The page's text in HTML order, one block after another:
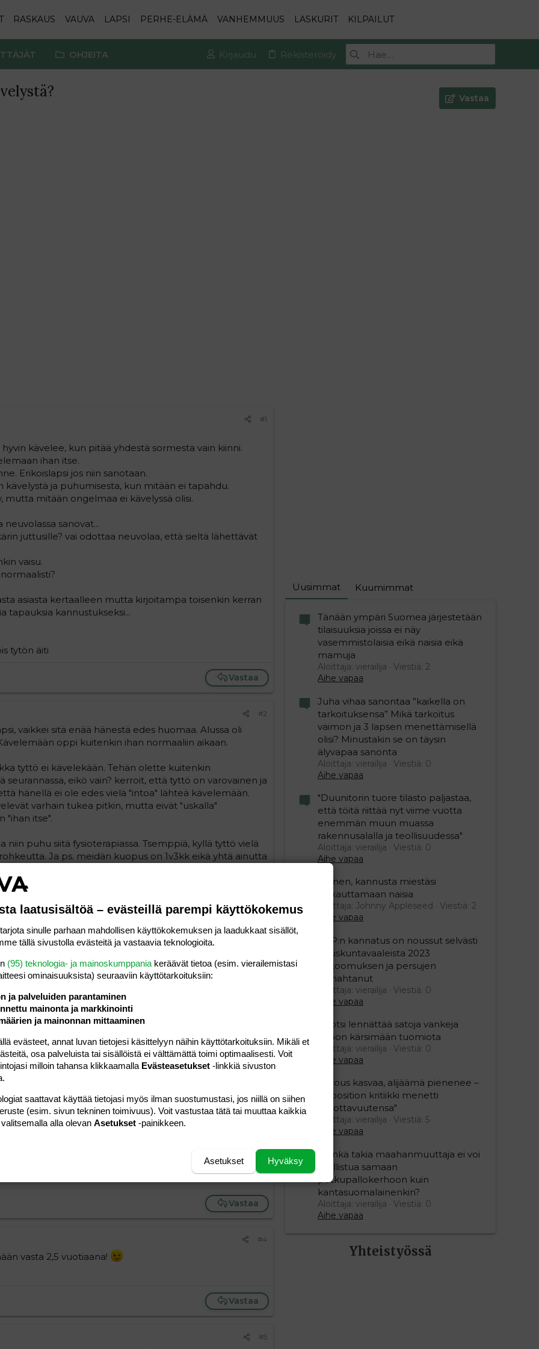
RASKAUS VAUVA LAPSI PERHE-ELÄMÄ VANHEMMUUS LASKURIT KILPAILUT
OHJEITA Kirjaudu Rekisteröidy
Vastaa
#1
kävelee, kun pitää yhdestä sormesta vain kiinni.
ihan itse.
Erikoislapsi jos niin sanotaan.
ja puhumisesta, kun mitään ei tapahdu.
mutta mitään ongelmaa ei kävelyssä olisi.
neuvolassa sanovat...
juttusille? vai odottaa neuvolaa, että sieltä lähettävät
vaisu.
asiasta kertaalleen mutta kirjoitampa toisenkin kerran
tapauksia kannustukseksi...
tytön äiti
Vastaa
#2
vaikkei sitä enää hänestä edes huomaa. Alussa oli
oppi kuitenkin ihan normaaliin aikaan.
tyttö ei kävelekään. Tehän olette kuitenkin
seurannassa, eikö vain? kerroit, että tyttö on varovainen ja
hänellä ei ole edes vielä "intoa" lähteä kävelemään.
varhain tukea pitkin, mutta eivät "uskalla"
"ihan itse".
niin puhu siitä fysioterapiassa. Tsemppiä, kyllä tyttö vielä
Ja ps. meidän kuopus on 1v3kk eikä yhtä ainutta
on vasta nyt lähtenyt kävelemään...
#3
Meillä saman ikäinen tyttö, joka ei sano vielä yhtään
kehittynyt. Lähti aika aikaisin kävelemään.
AINA reagoida asioihin, jotka lasta kiinnostavat/ joita
nimetä ja niistä jutella. Ohjeiden mukaan sanan
on erittäin hyödyllistä ; tutkimusten mukaan 1-3 krt
3 kertaa toistettua alkaa käyttää itsekin.
jutustelussa tärkeää, kiitetään ja kannustetaan,
käytetään tarkkoja ilmauksia (esim. onpa kiva nukke-
korkea sävelkorkeus, sävelkorkeuden vaihtelut ja
paljon substantiiveja, nimisanoja, ei niinkään
lähetteen saa, jos lapsi ei kaksivuotiaana puhu, me
nyt harjoitellaan ja etenemistä seurataan terapeutilla
Vastaa
#4
vasta 2,5 vuotiaana!
Vastaa
#5
Uusimmat Kuumimmat
Tänään ympäri Suomea järjestetään
tilaisuuksia joissa ei näy
vasemmistolaisia eikä naisia eikä
mamuja
Aloittaja: vierailija
Viestiä: 2
Aihe vapaa
Juha vihaa sanontaa ”kaikella on
tarkoituksensa” Mikä tarkoitus
vaimon ja 3 lapsen menettämisellä
olisi? Minustakin se on täysin
älyvapaa sanonta
Aloittaja: vierailija
Viestiä: 0
Aihe vapaa
"Duunitorin tuore tilasto paljastaa,
että töitä riittää nyt viime vuotta
enemmän muun muassa
rakennusalalla ja teollisuudessa"
Aloittaja: vierailija
Viestiä: 0
Aihe vapaa
Nainen, kannusta miestäsi
raskauttamaan naisia
Aloittaja: Johnny Appleseed
Viestiä: 2
Aihe vapaa
SDP:n kannatus on noussut selvästi
eduskuntavaaleista 2023
kokoomuksen ja persujen
romahtanut
Aloittaja: vierailija
Viestiä: 0
Aihe vapaa
Ruotsi lennättää satoja vankeja
Viroon kärsimään tuomiota
Aloittaja: vierailija
Viestiä: 0
Aihe vapaa
"Talous kasvaa, alijäämä pienenee –
opposition kritiikki menetti
uskottavuutensa"
Aloittaja: vierailija
Viestiä: 5
Aihe vapaa
”Minkä takia maahanmuuttaja ei voi
osallistua samaan
potkupallokerhoon kuin
kantasuomalainenkin?
Aloittaja: vierailija
Viestiä: 0
Aihe vapaa
Yhteistyössä
laatusisältöä – evästeillä parempi käyttökokemus
sinulle parhaan mahdollisen käyttökokemuksen ja laadukkaat sisällöt,
tällä sivustolla evästeitä ja vastaavia teknologioita.
(95) teknologia- ja mainoskumppania keräävät tietoa (esim. vierailemis­tasi
ominaisuuk­sista) seuraaviin käyttötarkoituksiin:
ja palveluiden parantaminen
mainonta ja markkinointi
ja mainonnan mittaaminen
evästeet, annat luvan tietojesi käsittelyyn näihin käyttötarkoituksiin. Mikäli et
osa palveluista tai sisällöistä ei välttämättä toimi optimaalisesti. Voit
milloin tahansa klikkaamalla Evästeasetukset -linkkiä sivuston
saattavat käyttää tietojasi myös ilman suostumustasi, jos niillä on siihen
(esim. sivun tekninen toimivuus). Voit vastustaa tätä tai muuttaa kaikkia
alla olevan Asetukset -painikkeen.
Hyväksy
Asetukset